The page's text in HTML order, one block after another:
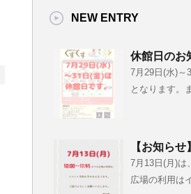
NEW ENTRY
休館日のお
7月29日(水)～
となります。
【お知らせ】
7月13日(月)は
広場の利用は